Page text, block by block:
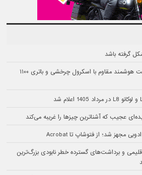
گرفته باشد
روگبید SpinR معرفی شد؛ ساعت هوشمند مقاوم با اسکرول چرخشی و باتری ۱۱۰۰
عجیب که آشناترین چیزها را غریبه می‌کند
و برداشت‌های گسترده خطر نابودی بزرگ‌ترین